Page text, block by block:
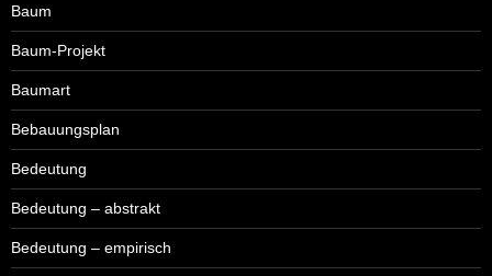
Baum
Baum-Projekt
Baumart
Bebauungsplan
Bedeutung
Bedeutung – abstrakt
Bedeutung – empirisch